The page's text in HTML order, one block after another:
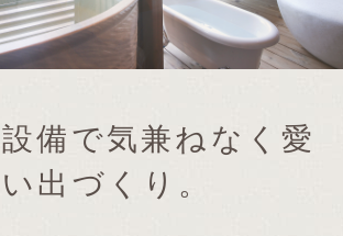
備で気兼ねなく愛
出づくり。